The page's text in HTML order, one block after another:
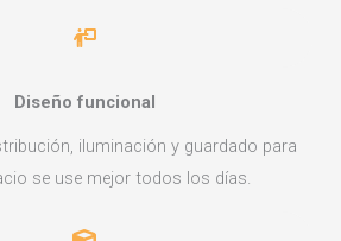
Diseño funcional
iluminación y guardado para
se use mejor todos los días.